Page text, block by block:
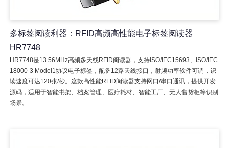
多标签阅读利器：RFID高频高性能电子标签阅读器
HR7748
HR7748是13.56MHz高频多天线RFID阅读器，支持ISO/IEC15693、ISO/IEC
18000-3 Model1协议电子标签，配备12路天线接口，射频功率软件可调，识
读速度可达120张/秒。这款高性能RFID阅读器支持网口/串口通讯，提供开发
源码，适用于智能书架、档案管理、医疗耗材、智能工厂、无人售货柜等识别
场景。